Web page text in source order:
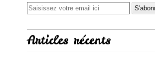
Articles récents